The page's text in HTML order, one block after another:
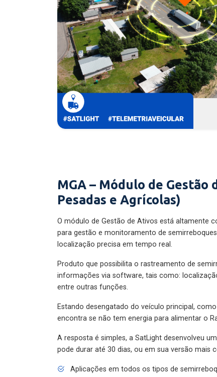
MGA – Módulo de Gestão
Pesadas e Agrícolas)
O módulo de Gestão de Ativos está altamente
para gestão e monitoramento de
localização precisa em tempo real.
Produto que possibilita o rastreamento de
informações via software, tais como:
entre outras funções.
Estando desengatado do veículo principal,
encontra se não tem energia para alimentar o
A resposta é simples, a SatLight desenvolveu
pode durar até 30 dias, ou em sua versão mais
Aplicações em todos os tipos de